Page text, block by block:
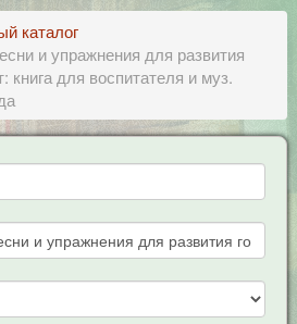
каталог
и упражнения для развития
книга для воспитателя и муз.